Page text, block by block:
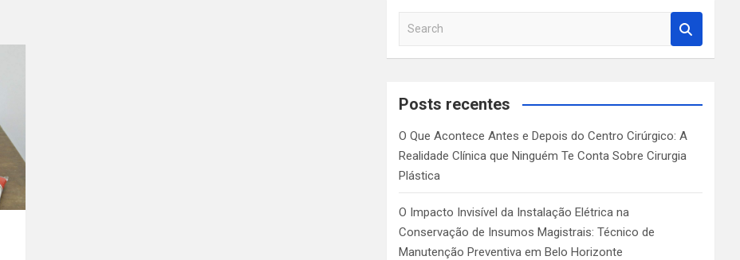
a
c
Posts recentes
O Que Acontece Antes e Depois do Centro Cirúrgico: A
Realidade Clínica que Ninguém Te Conta Sobre Cirurgia
Plástica
O Impacto Invisível da Instalação Elétrica na
Conservação de Insumos Magistrais: Técnico de
Manutenção Preventiva em Belo Horizonte